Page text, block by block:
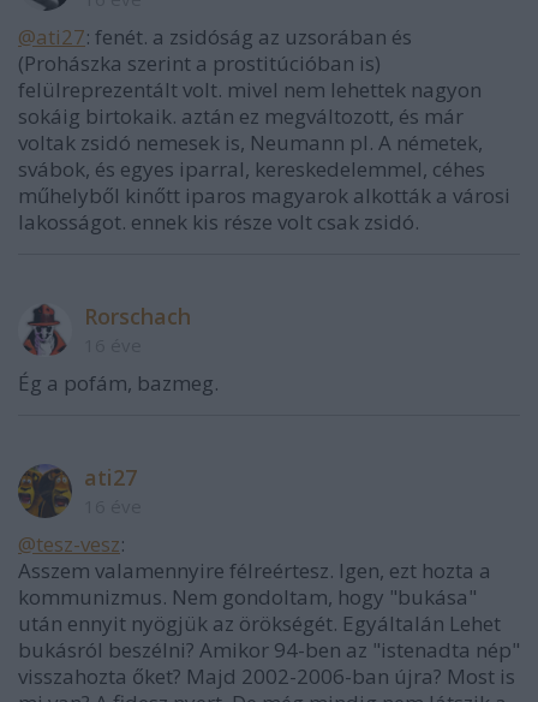
@ati27: fenét. a zsidóság az uzsorában és
(Prohászka szerint a prostitúcióban is)
felülreprezentált volt. mivel nem lehettek nagyon
sokáig birtokaik. aztán ez megváltozott, és már
voltak zsidó nemesek is, Neumann pl. A németek,
svábok, és egyes iparral, kereskedelemmel, céhes
műhelyből kinőtt iparos magyarok alkották a városi
lakosságot. ennek kis része volt csak zsidó.
Rorschach
Ég a pofám, bazmeg.
ati27
@tesz-vesz:
Asszem valamennyire félreértesz. Igen, ezt hozta a
kommunizmus. Nem gondoltam, hogy "bukása"
után ennyit nyögjük az örökségét. Egyáltalán Lehet
bukásról beszélni? Amikor 94-ben az "istenadta nép"
visszahozta őket? Majd 2002-2006-ban újra? Most is